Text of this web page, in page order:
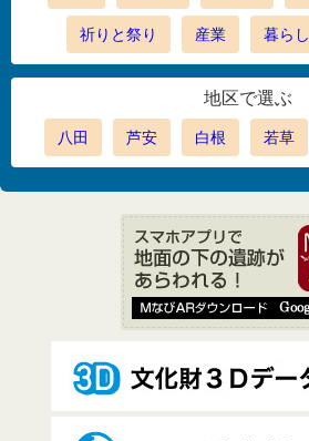
祈りと祭り 産業 暮らし
地区で選ぶ
八田 芦安 白根 若草